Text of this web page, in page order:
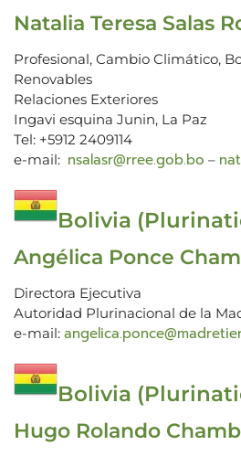
Natalia Teresa Salas
Profesional, Cambio Climático,
Renovables
Relaciones Exteriores
Ingavi esquina Junin, La Paz
Tel: +5912 2409114
e-mail: nsalasr@rree.gob.bo –
Bolivia
Angélica Ponce
Directora Ejecutiva
Autoridad Plurinacional de la
e-mail:
Bolivia
Hugo Rolando